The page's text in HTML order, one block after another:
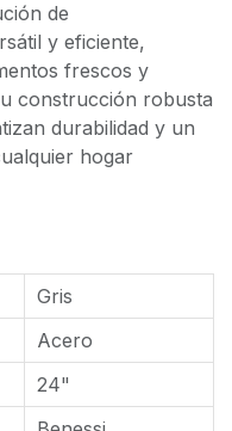
de
y eficiente,
frescos y
construcción robusta
durabilidad y un
hogar
Gris
Acero
24"